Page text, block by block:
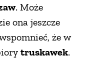
. Może
ona jeszcze
że w
truskawek.